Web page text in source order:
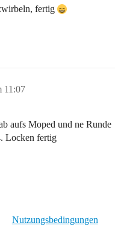
fertig
11:07
aufs Moped und ne Runde
Locken fertig
Nutzungsbedingungen